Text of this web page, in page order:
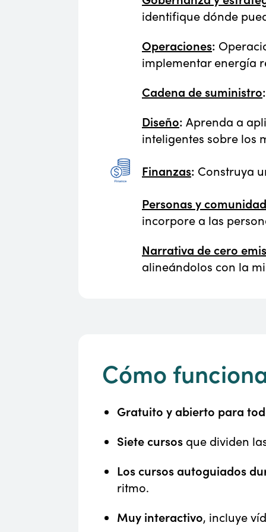
identifique dónde
Operaciones:
implementar energía
Cadena de suministro:
Diseño: Aprenda a
inteligentes sobre los
Finanzas: Construya
Personas y
incorpore a las
Narrativa de cero
alineándolos con la
Cómo
Gratuito y abierto para
Siete cursos que dividen
Los cursos autoguiados
ritmo.
Muy interactivo, incluye